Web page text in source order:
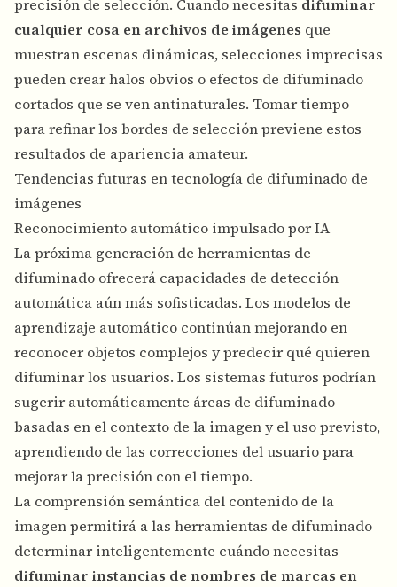
precisión de selección. Cuando necesitas difuminar
cualquier cosa en archivos de imágenes que
muestran escenas dinámicas, selecciones imprecisas
pueden crear halos obvios o efectos de difuminado
cortados que se ven antinaturales. Tomar tiempo
para refinar los bordes de selección previene estos
resultados de apariencia amateur.
Tendencias futuras en tecnología de difuminado de
imágenes
Reconocimiento automático impulsado por IA
La próxima generación de herramientas de
difuminado ofrecerá capacidades de detección
automática aún más sofisticadas. Los modelos de
aprendizaje automático continúan mejorando en
reconocer objetos complejos y predecir qué quieren
difuminar los usuarios. Los sistemas futuros podrían
sugerir automáticamente áreas de difuminado
basadas en el contexto de la imagen y el uso previsto,
aprendiendo de las correcciones del usuario para
mejorar la precisión con el tiempo.
La comprensión semántica del contenido de la
imagen permitirá a las herramientas de difuminado
determinar inteligentemente cuándo necesitas
difuminar instancias de nombres de marcas en